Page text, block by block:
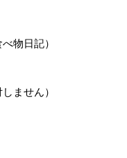
物日記）
ません）